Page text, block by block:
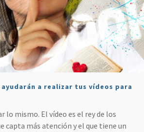
a realizar tus vídeos para
lo mismo. El vídeo es el rey de los
capta más atención y el que tiene un